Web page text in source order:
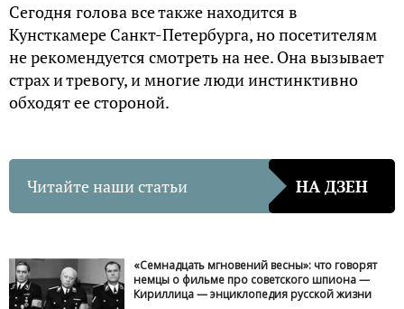
Сегодня голова все также находится в
Кунсткамере Санкт-Петербурга, но посетителям
не рекомендуется смотреть на нее. Она вызывает
страх и тревогу, и многие люди инстинктивно
обходят ее стороной.
Читайте наши статьи НА ДЗЕН
«Семнадцать мгновений весны»: что говорят
немцы о фильме про советского шпиона —
Кириллица — энциклопедия русской жизни